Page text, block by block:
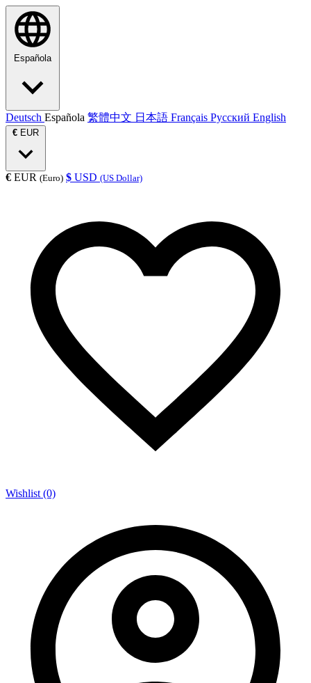
Española
Deutsch Española 繁體中文 日本語 Français Русский English
€ EUR
€ EUR (Euro) $ USD (US Dollar)
Wishlist (0)